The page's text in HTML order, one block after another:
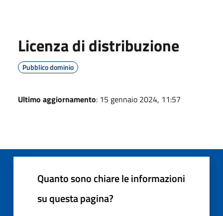
Licenza di distribuzione
Pubblico dominio
Ultimo aggiornamento: 15 gennaio 2024, 11:57
Quanto sono chiare le informazioni
su questa pagina?